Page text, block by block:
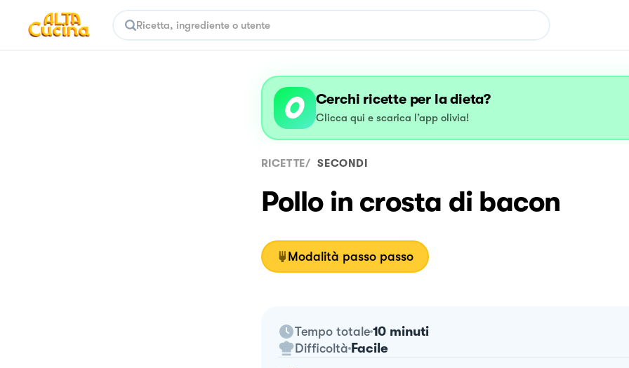
Cerchi ricette per la dieta?
Clicca qui e scarica l’app olivia!
RICETTE/ SECONDI
Pollo in crosta di bacon
Modalità passo passo
Tempo totale 10 minuti
Difficoltà Facile